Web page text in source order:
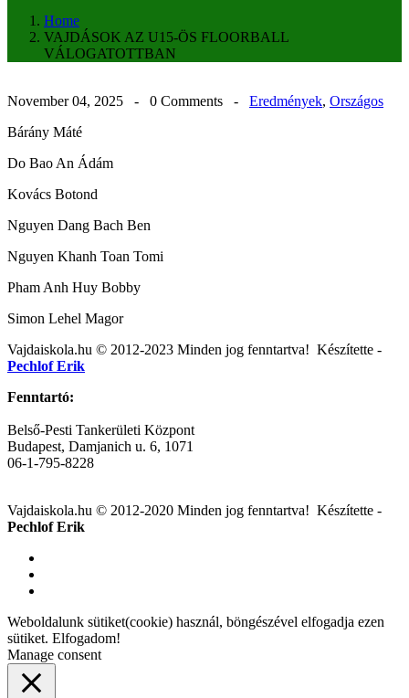
Home
VAJDÁSOK AZ U15-ÖS FLOORBALL
VÁLOGATOTTBAN
November 04, 2025 - 0 Comments - Eredmények, Országos
Bárány Máté
Do Bao An Ádám
Kovács Botond
Nguyen Dang Bach Ben
Nguyen Khanh Toan Tomi
Pham Anh Huy Bobby
Simon Lehel Magor
Post
navigation
Vajdaiskola.hu © 2012-2023 Minden jog fenntartva! ‎‎‏‏‎ ‎Készítette -
Pechlof Erik
Fenntartó:
Belső-Pesti Tankerületi Központ
Budapest, Damjanich u. 6, 1071
06-1-795-8228
Vajdaiskola.hu © 2012-2020 Minden jog fenntartva! ‎‎‏‏‎ ‎Készítette -
Pechlof Erik
Weboldalunk sütiket(cookie) használ, böngészével elfogadja ezen
sütiket. Elfogadom!
Manage consent